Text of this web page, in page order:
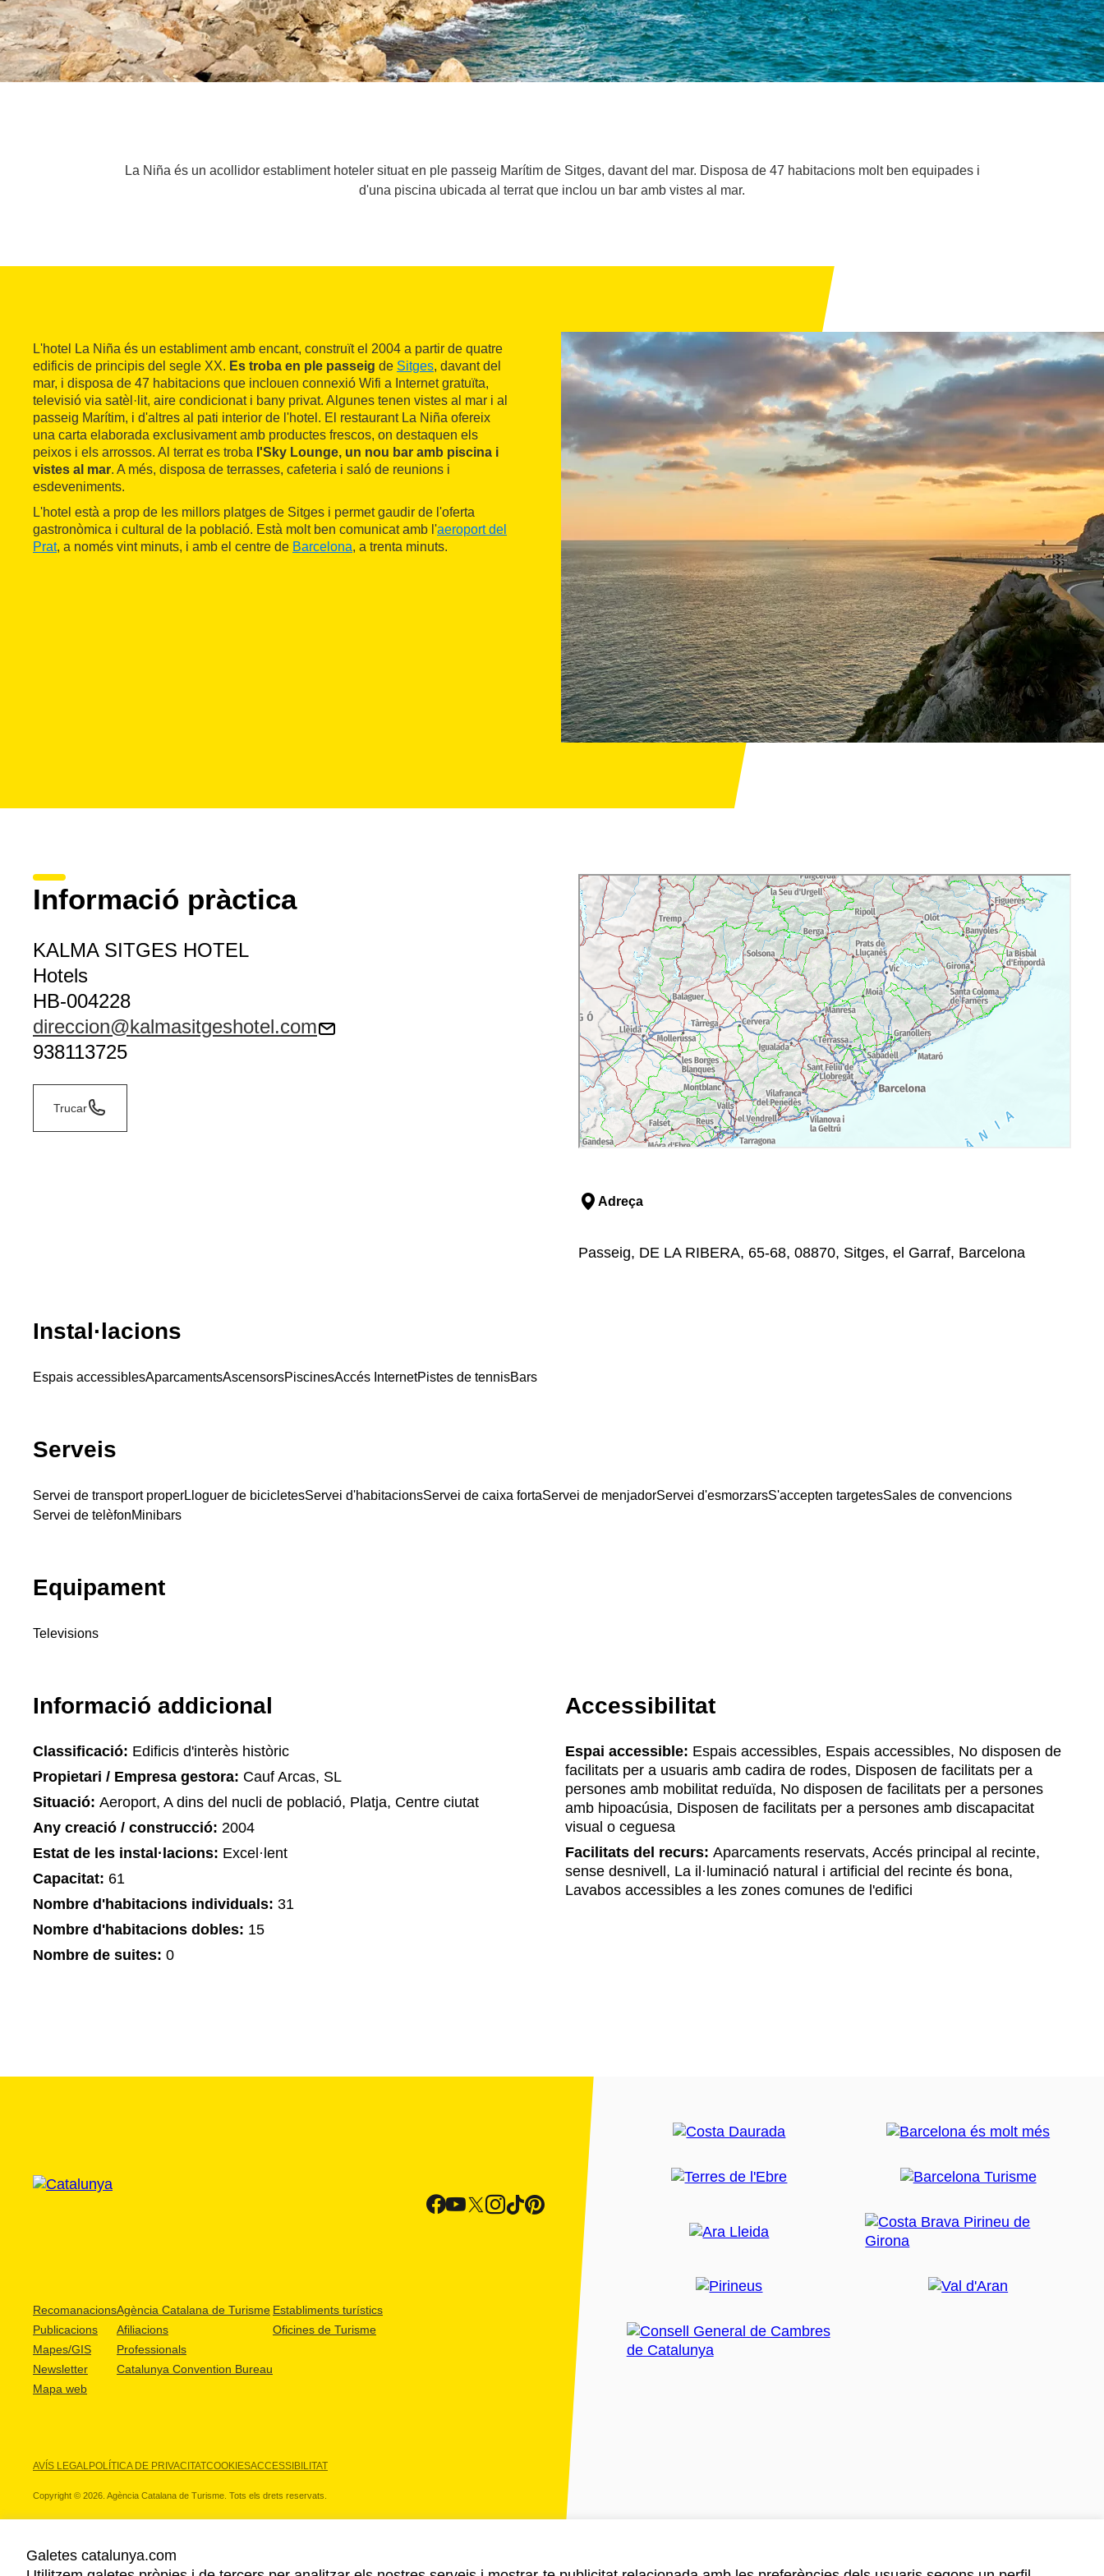
La Niña és un acollidor establiment hoteler situat en ple passeig Marítim de Sitges, davant del mar. Disposa de 47 habitacions molt ben equipades i
d'una piscina ubicada al terrat que inclou un bar amb vistes al mar.
L'hotel La Niña és un establiment amb encant, construït el 2004 a partir de quatre
edificis de principis del segle XX. Es troba en ple passeig de Sitges, davant del
mar, i disposa de 47 habitacions que inclouen connexió Wifi a Internet gratuïta,
televisió via satèl·lit, aire condicionat i bany privat. Algunes tenen vistes al mar i al
passeig Marítim, i d'altres al pati interior de l'hotel. El restaurant La Niña ofereix
una carta elaborada exclusivament amb productes frescos, on destaquen els
peixos i els arrossos. Al terrat es troba l'Sky Lounge, un nou bar amb piscina i
vistes al mar. A més, disposa de terrasses, cafeteria i saló de reunions i
esdeveniments.
L'hotel està a prop de les millors platges de Sitges i permet gaudir de l'oferta
gastronòmica i cultural de la població. Està molt ben comunicat amb l'aeroport del
Prat, a només vint minuts, i amb el centre de Barcelona, a trenta minuts.
Informació pràctica
KALMA SITGES HOTEL
Hotels
HB-004228
direccion@kalmasitgeshotel.com
938113725
Trucar
Adreça
Passeig, DE LA RIBERA, 65-68, 08870, Sitges, el Garraf, Barcelona
Instal·lacions
Espais accessiblesAparcamentsAscensorsPiscinesAccés InternetPistes de tennisBars
Serveis
Servei de transport properLloguer de bicicletesServei d'habitacionsServei de caixa fortaServei de menjadorServei d'esmorzarsS'accepten targetesSales de convencions
Servei de telèfonMinibars
Equipament
Televisions
Informació addicional
Classificació: Edificis d'interès històric
Propietari / Empresa gestora: Cauf Arcas, SL
Situació: Aeroport, A dins del nucli de població, Platja, Centre ciutat
Any creació / construcció: 2004
Estat de les instal·lacions: Excel·lent
Capacitat: 61
Nombre d'habitacions individuals: 31
Nombre d'habitacions dobles: 15
Nombre de suites: 0
Accessibilitat
Espai accessible: Espais accessibles, Espais accessibles, No disposen de
facilitats per a usuaris amb cadira de rodes, Disposen de facilitats per a
persones amb mobilitat reduïda, No disposen de facilitats per a persones
amb hipoacúsia, Disposen de facilitats per a persones amb discapacitat
visual o ceguesa
Facilitats del recurs: Aparcaments reservats, Accés principal al recinte,
sense desnivell, La il·luminació natural i artificial del recinte és bona,
Lavabos accessibles a les zones comunes de l'edifici
Recomanacions
Publicacions
Mapes/GIS
Newsletter
Mapa web
Agència Catalana de Turisme
Afiliacions
Professionals
Catalunya Convention Bureau
Establiments turístics
Oficines de Turisme
AVÍS LEGALPOLÍTICA DE PRIVACITATCOOKIESACCESSIBILITAT
Copyright © 2026. Agència Catalana de Turisme. Tots els drets reservats.
Galetes catalunya.com